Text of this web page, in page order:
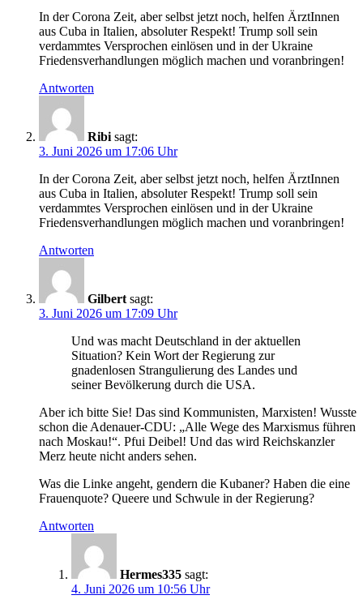
In der Corona Zeit, aber selbst jetzt noch, helfen ÄrztInnen
aus Cuba in Italien, absoluter Respekt! Trump soll sein
verdammtes Versprochen einlösen und in der Ukraine
Friedensverhandlungen möglich machen und voranbringen!
Antworten
Ribi sagt:
3. Juni 2026 um 17:06 Uhr
In der Corona Zeit, aber selbst jetzt noch, helfen ÄrztInnen
aus Cuba in Italien, absoluter Respekt! Trump soll sein
verdammtes Versprochen einlösen und in der Ukraine
Friedensverhandlungen möglich machen und voranbringen!
Antworten
Gilbert sagt:
3. Juni 2026 um 17:09 Uhr
Und was macht Deutschland in der aktuellen
Situation? Kein Wort der Regierung zur
gnadenlosen Strangulierung des Landes und
seiner Bevölkerung durch die USA.
Aber ich bitte Sie! Das sind Kommunisten, Marxisten! Wusste
schon die Adenauer-CDU: „Alle Wege des Marxismus führen
nach Moskau!“. Pfui Deibel! Und das wird Reichskanzler
Merz heute nicht anders sehen.
Was die Linke angeht, gendern die Kubaner? Haben die eine
Frauenquote? Queere und Schwule in der Regierung?
Antworten
Hermes335 sagt:
4. Juni 2026 um 10:56 Uhr